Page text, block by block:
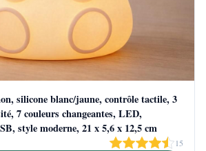
silicone blanc/jaune, contrôle tactile, 3
7 couleurs changeantes, LED,
style moderne, 21 x 5,6 x 12,5 cm
15